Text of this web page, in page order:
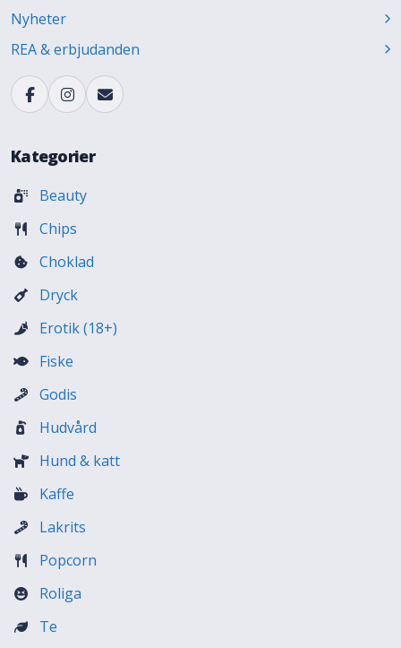
Nyheter
REA & erbjudanden
Kategorier
Beauty
Chips
Choklad
Dryck
Erotik (18+)
Fiske
Godis
Hudvård
Hund & katt
Kaffe
Lakrits
Popcorn
Roliga
Te